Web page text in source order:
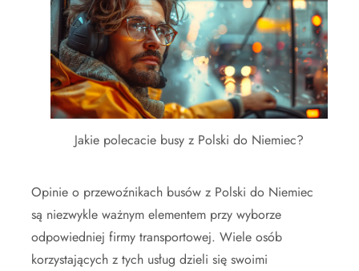
Jakie polecacie busy z Polski do Niemiec?
Opinie o przewoźnikach busów z Polski do Niemiec
są niezwykle ważnym elementem przy wyborze
odpowiedniej firmy transportowej. Wiele osób
korzystających z tych usług dzieli się swoimi